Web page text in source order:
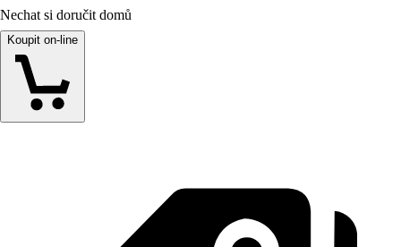
Nechat si doručit domů
Koupit on-line